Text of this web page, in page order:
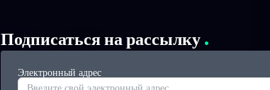
Подписаться на рассылку
Электронный адрес